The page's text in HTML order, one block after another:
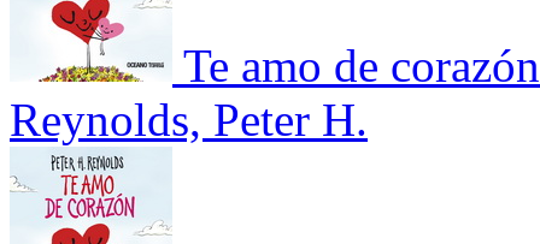
Te amo de corazón
Reynolds, Peter H.